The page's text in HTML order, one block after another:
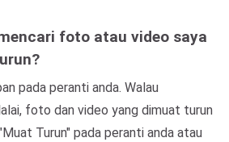
foto atau video saya
pada peranti anda. Walau
foto dan video yang dimuat turun
Turun" pada peranti anda atau